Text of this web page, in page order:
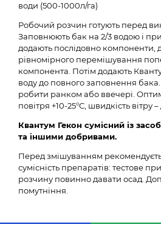
води (500-1000л/га)
Робочий розчин готують перед
Заповнюють бак на 2/3 водою і
додають послідовно компоненти,
рівномірного перемішування
компонента. Потім додають
воду до повного заповнення
робити ранком або ввечері.
повітря +10-25°С, швидкість вітру –
Квантум Гекон сумісний із
та іншими добривами.
Перед змішуванням
сумісність препаратів: тестове
розчину повинно давати осад.
помутніння.